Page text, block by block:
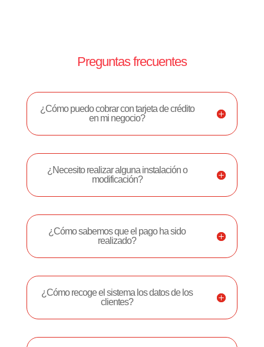
Preguntas frecuentes
¿Cómo puedo cobrar con tarjeta de crédito
en mi negocio?
¿Necesito realizar alguna instalación o
modificación?
¿Cómo sabemos que el pago ha sido
realizado?
¿Cómo recoge el sistema los datos de los
clientes?